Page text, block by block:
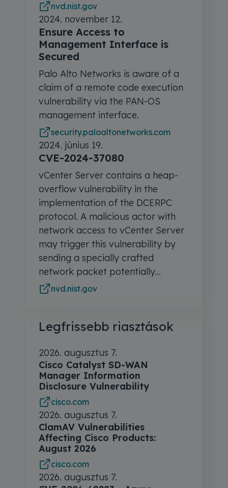
nvd.nist.gov
2024. november 12.
Ensure Access to
Management Interface is
Secured
Palo Alto Networks is aware of a
claim of a remote code execution
vulnerability via the PAN-OS
management interface.
security.paloaltonetworks.com
2024. június 19.
CVE-2024-37080
vCenter Server contains a heap-
overflow vulnerability in the
implementation of the DCERPC
protocol. A malicious actor with
network access to vCenter Server
may trigger this vulnerability by
sending a specially crafted
network packet potentially...
nvd.nist.gov
Legfrissebb riasztások
2026. augusztus 7.
Cisco Catalyst SD-WAN
Manager Information
Disclosure Vulnerability
cisco.com
2026. augusztus 7.
ClamAV Vulnerabilities
Affecting Cisco Products:
August 2026
cisco.com
2026. augusztus 7.